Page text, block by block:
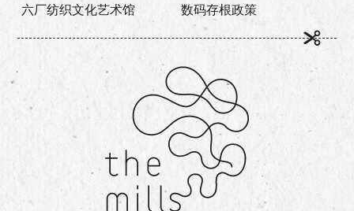
六厂纺织文化艺术馆
数码存根政策